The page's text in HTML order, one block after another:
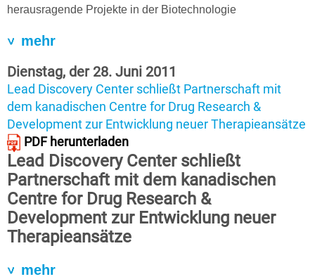
herausragende Projekte in der Biotechnologie
mehr
Dienstag, der 28. Juni 2011
Lead Discovery Center schließt Partnerschaft mit
dem kanadischen Centre for Drug Research &
Development zur Entwicklung neuer Therapieansätze
PDF herunterladen
Lead Discovery Center schließt
Partnerschaft mit dem kanadischen
Centre for Drug Research &
Development zur Entwicklung neuer
Therapieansätze
mehr